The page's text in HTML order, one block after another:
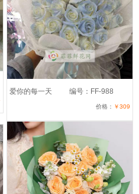
爱你的每一天 编号：FF-988
价格： ￥309